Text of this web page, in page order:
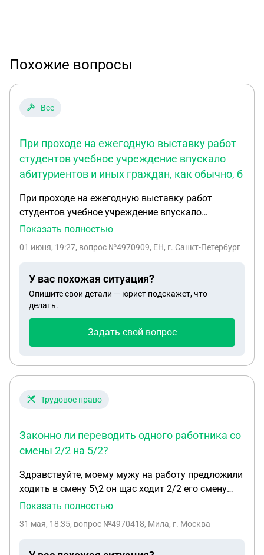
Похожие вопросы
Все
При проходе на ежегодную выставку работ
студентов учебное учреждение впускало
абитуриентов и иных граждан, как обычно, б
При проходе на ежегодную выставку работ
студентов учебное учреждение впускало
абитуриентов и иных граждан, как обычно,
регистрироваться для прохода на сторонней
ФИО, емейл, телефон; на платформе
предусмотрено согласие на обработку данных)
либо в самом учреждении без qr кода пропускали,
паспорта переносили на обычный лист А4
соответственно, не было). Насколько правомерен
специальных формах учета + номер паспорта?
переписывать номер паспорта для прохода?
Благодарю за комментарии!
Показать полностью
01 июня, 19:27, вопрос №4970909, ЕН, г. Санкт-Петербург
У вас похожая ситуация?
Опишите свои детали — юрист подскажет, что
делать.
Задать свой вопрос
Трудовое право
Законно ли переводить одного работника со
смены 2/2 на 5/2?
Здравствуйте, моему мужу на работу предложили
ходить в смену 5\2 он щас ходит 2/2 его смену
всю не переводят на 5/только его одного, он все
что будут тогда ему другую работу искать срок 2
Показать полностью
31 мая, 18:35, вопрос №4970418, Мила, г. Москва